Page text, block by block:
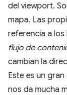
del viewport.
mapa. Las
referencia a
flujo de
cambian la
Este es un
nos da mucha